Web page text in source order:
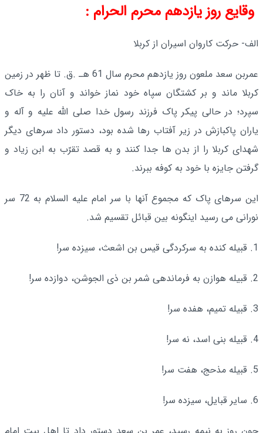
وقایع روز یازدهم محرم الحرام :
الف- حرکت کاروان اسیران از کربلا
عمربن سعد ملعون روز یازدهم محرم سال 61 هـ .ق. تا ظهر در زمین
کربلا ماند و بر کشتگان سپاه خود نماز خواند و آنان را به خاک
سپرد؛ در حالی پیکر پاک فرزند رسول خدا صلى الله علیه و آله و
یاران پاکبازش در زیر آفتاب رها شده بود، دستور داد سرهاى دیگر
شهداى کربلا را از بدن ها جدا کنند و به قصد تقرّب به ابن زیاد و
گرفتن جایزه با خود به کوفه ببرند.
این سرهاى پاک که مجموع آنها با سر امام علیه السلام به 72 سر
نورانى مى‌ رسید اینگونه بین قبائل تقسیم شد.
1. قبیله کنده به سرکردگى قیس بن اشعث، سیزده سر!
2. قبیله هوازن به فرماندهى شمر بن ذى الجوشن، دوازده سر!
3. قبیله تمیم، هفده سر!
4. قبیله بنى اسد، نه سر!
5. قبیله مذحج، هفت سر!
6. سایر قبایل، سیزده سر!